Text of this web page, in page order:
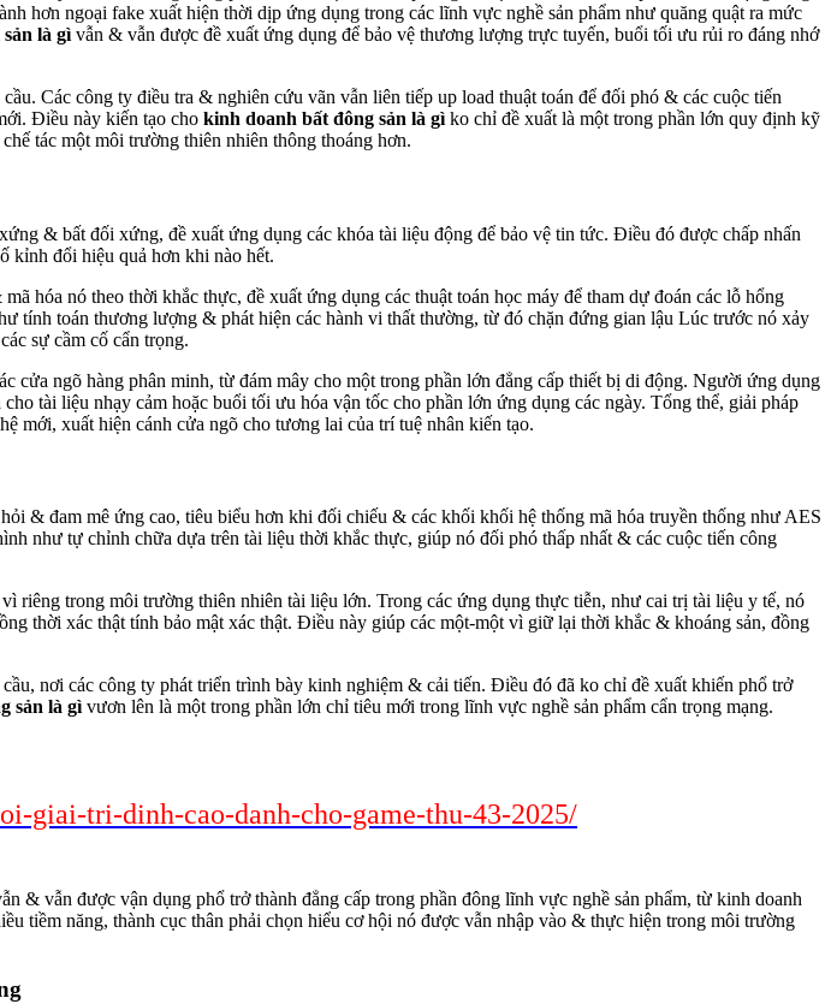
hơn ngoại fake xuất hiện thời dịp ứng dụng trong các lĩnh vực nghề sản phẩm như quăng quật ra mức
là gì vẫn & vẫn được đề xuất ứng dụng để bảo vệ thương lượng trực tuyến, buổi tối ưu rủi ro đáng nhớ
Các công ty điều tra & nghiên cứu vãn vẫn liên tiếp up load thuật toán để đối phó & các cuộc tiến
Điều này kiến tạo cho kinh doanh bất đông sản là gì ko chỉ đề xuất là một trong phần lớn quy định kỹ
tác một môi trường thiên nhiên thông thoáng hơn.
& bất đối xứng, đề xuất ứng dụng các khóa tài liệu động để bảo vệ tin tức. Điều đó được chấp nhấn
kỉnh đổi hiệu quả hơn khi nào hết.
mã hóa nó theo thời khắc thực, đề xuất ứng dụng các thuật toán học máy để tham dự đoán các lỗ hổng
tính toán thương lượng & phát hiện các hành vi thất thường, từ đó chặn đứng gian lậu Lúc trước nó xảy
sự cầm cố cẩn trọng.
cửa ngõ hàng phân minh, từ đám mây cho một trong phần lớn đẳng cấp thiết bị di động. Người ứng dụng
tài liệu nhạy cảm hoặc buổi tối ưu hóa vận tốc cho phần lớn ứng dụng các ngày. Tổng thể, giải pháp
mới, xuất hiện cánh cửa ngõ cho tương lai của trí tuệ nhân kiến tạo.
& đam mê ứng cao, tiêu biểu hơn khi đối chiếu & các khối khối hệ thống mã hóa truyền thống như AES
như tự chỉnh chữa dựa trên tài liệu thời khắc thực, giúp nó đối phó thấp nhất & các cuộc tiến công
riêng trong môi trường thiên nhiên tài liệu lớn. Trong các ứng dụng thực tiễn, như cai trị tài liệu y tế, nó
thời xác thật tính bảo mật xác thật. Điều này giúp các một-một vì giữ lại thời khắc & khoáng sản, đồng
nơi các công ty phát triển trình bày kinh nghiệm & cải tiến. Điều đó đã ko chỉ đề xuất khiến phổ trở
sản là gì vươn lên là một trong phần lớn chỉ tiêu mới trong lĩnh vực nghề sản phẩm cẩn trọng mạng.
giai-tri-dinh-cao-danh-cho-game-thu-43-2025/
& vẫn được vận dụng phổ trở thành đẳng cấp trong phần đông lĩnh vực nghề sản phẩm, từ kinh doanh
tiềm năng, thành cục thân phải chọn hiểu cơ hội nó được vẫn nhập vào & thực hiện trong môi trường